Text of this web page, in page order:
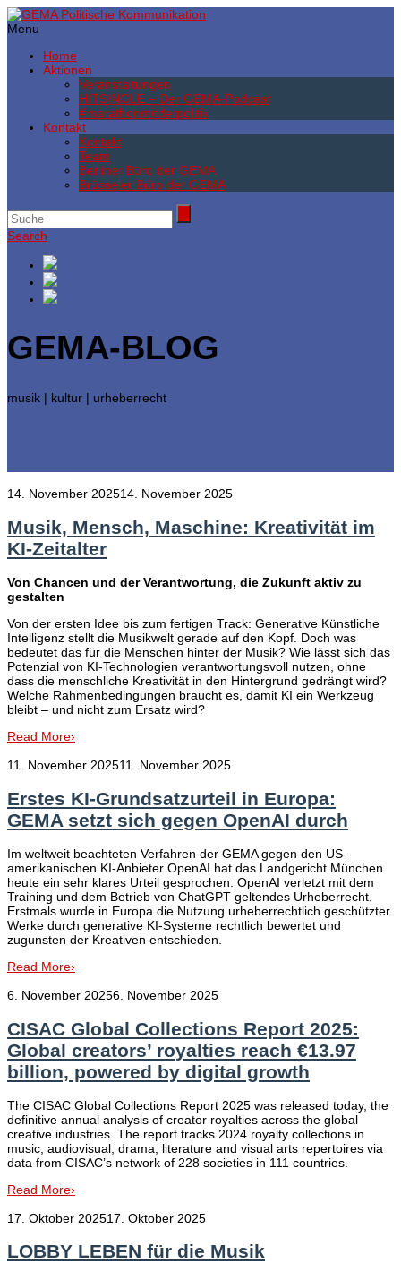
Menu
Home
Aktionen
Veranstaltungen
HITSINGLE – Der GEMA-Podcast
#marathonmitderpolitik
Kontakt
Kontakt
Team
Berliner Büro der GEMA
Brüsseler Büro der GEMA
Search
GEMA-BLOG
musik | kultur | urheberrecht
14. November 202514. November 2025
Musik, Mensch, Maschine: Kreativität im
KI-Zeitalter
Von Chancen und der Verantwortung, die Zukunft aktiv zu
gestalten
Von der ersten Idee bis zum fertigen Track: Generative Künstliche
Intelligenz stellt die Musikwelt gerade auf den Kopf. Doch was
bedeutet das für die Menschen hinter der Musik? Wie lässt sich das
Potenzial von KI-Technologien verantwortungsvoll nutzen, ohne
dass die menschliche Kreativität in den Hintergrund gedrängt wird?
Welche Rahmenbedingungen braucht es, damit KI ein Werkzeug
bleibt – und nicht zum Ersatz wird?
Read More›
11. November 202511. November 2025
Erstes KI-Grundsatzurteil in Europa:
GEMA setzt sich gegen OpenAI durch
Im weltweit beachteten Verfahren der GEMA gegen den US-
amerikanischen KI-Anbieter OpenAI hat das Landgericht München
heute ein sehr klares Urteil gesprochen: OpenAI verletzt mit dem
Training und dem Betrieb von ChatGPT geltendes Urheberrecht.
Erstmals wurde in Europa die Nutzung urheberrechtlich geschützter
Werke durch generative KI-Systeme rechtlich bewertet und
zugunsten der Kreativen entschieden.
Read More›
6. November 20256. November 2025
CISAC Global Collections Report 2025:
Global creators’ royalties reach €13.97
billion, powered by digital growth
The CISAC Global Collections Report 2025 was released today, the
definitive annual analysis of creator royalties across the global
creative industries. The report tracks 2024 royalty collections in
music, audiovisual, drama, literature and visual arts repertoires via
data from CISAC’s network of 228 societies in 111 countries.
Read More›
17. Oktober 202517. Oktober 2025
LOBBY LEBEN für die Musik